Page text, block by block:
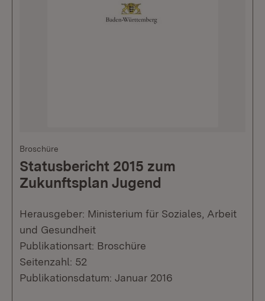
Broschüre
Statusbericht 2015 zum
Zukunftsplan Jugend
Herausgeber: Ministerium für Soziales, Arbeit
und Gesundheit
Publikationsart: Broschüre
Seitenzahl: 52
Publikationsdatum: Januar 2016